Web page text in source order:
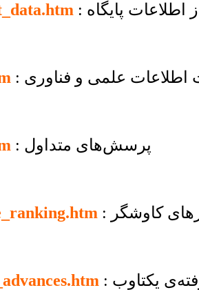
پایگاه
اطلاعات علمی و فناوری
: پرسش‌های متداول
کاوشگر
یکتاوب